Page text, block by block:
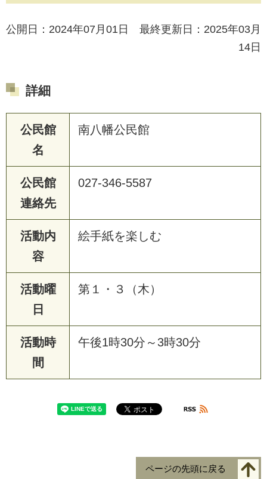
公開日：2024年07月01日 最終更新日：2025年03月
14日
詳細
公民館
名
南八幡公民館
公民館
連絡先
027-346-5587
活動内
容
絵手紙を楽しむ
活動曜
日
第１・３（木）
活動時
間
午後1時30分～3時30分
ページの先頭に戻る